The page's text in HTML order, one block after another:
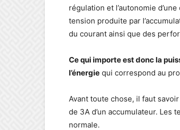
régulation et l’autonomie
tension produite par
du courant ainsi que des
Ce qui importe est donc la
l’énergie qui correspond au
Avant toute chose, il faut
de 3A d’un accumulateur. Les
normale.